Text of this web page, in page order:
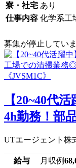
寮・社宅 あり
仕事内容 化学系工
募集が停止してい
【20~40代
4h勤務！部
UTエージェント株
給与 月収例